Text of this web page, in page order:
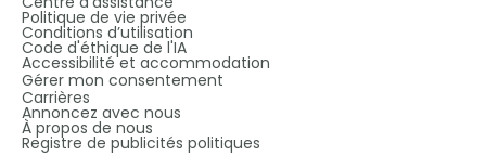
Politique de vie privée
Conditions d’utilisation
Code d'éthique de l'IA
Accessibilité et accommodation
Gérer mon consentement
Carrières
Annoncez avec nous
À propos de nous
Registre de publicités politiques